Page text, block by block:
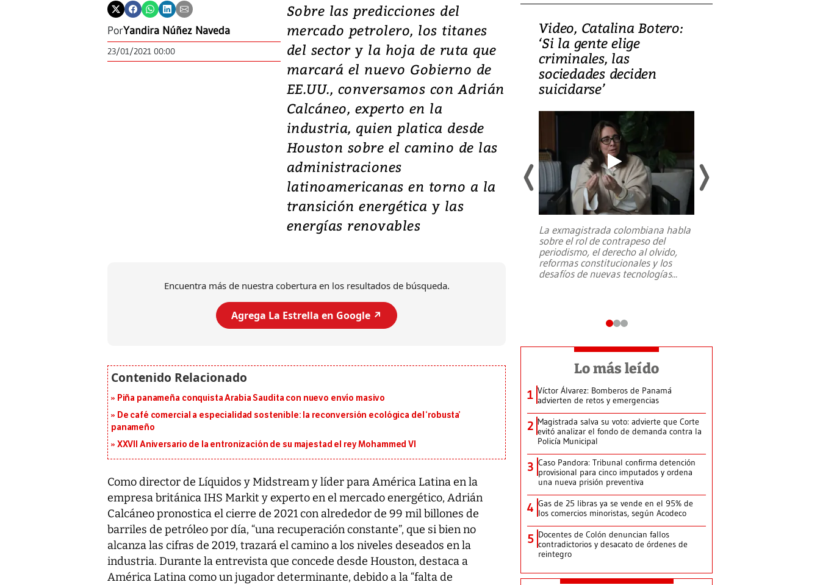
PorYandira Núñez Naveda
23/01/2021 00:00
Sobre las predicciones del
mercado petrolero, los titanes
del sector y la hoja de ruta que
marcará el nuevo Gobierno de
EE.UU., conversamos con Adrián
Calcáneo, experto en la
industria, quien platica desde
Houston sobre el camino de las
administraciones
latinoamericanas en torno a la
transición energética y las
energías renovables
Encuentra más de nuestra cobertura en los resultados de búsqueda.
Agrega La Estrella en Google ↗️
Piña panameña conquista Arabia Saudita con nuevo envío masivo
De café comercial a especialidad sostenible: la reconversión ecológica del ‘robusta’
panameño
XXVII Aniversario de la entronización de su majestad el rey Mohammed VI
Como director de Líquidos y Midstream y líder para América Latina en la
empresa británica IHS Markit y experto en el mercado energético, Adrián
Calcáneo pronostica el cierre de 2021 con alrededor de 99 mil billones de
barriles de petróleo por día, “una recuperación constante”, que si bien no
alcanza las cifras de 2019, trazará el camino a los niveles deseados en la
industria. Durante la entrevista que concede desde Houston, destaca a
América Latina como un jugador determinante, debido a la “falta de
Video, Japón: Terremoto
deja heridos y graves
daños en Kumamoto
Un fuerte terremoto de magnitud
7,1 se registró este martes 28 de
julio en la prefectura de Kumamoto,
al sur de Japón, provocando una
Video, Catalina Botero:
‘Si la gente elige
criminales, las
sociedades deciden
suicidarse’
La exmagistrada colombiana habla
sobre el rol de contrapeso del
periodismo, el derecho al olvido,
reformas constitucionales y los
desafíos de nuevas tecnologías...
Lo más leído
1 Víctor Álvarez: Bomberos de Panamá
advierten de retos y emergencias
2 Magistrada salva su voto: advierte que Corte
evitó analizar el fondo de demanda contra la
Policía Municipal
3 Caso Pandora: Tribunal confirma detención
provisional para cinco imputados y ordena
una nueva prisión preventiva
4 Gas de 25 libras ya se vende en el 95% de
los comercios minoristas, según Acodeco
5 Docentes de Colón denuncian fallos
contradictorios y desacato de órdenes de
reintegro